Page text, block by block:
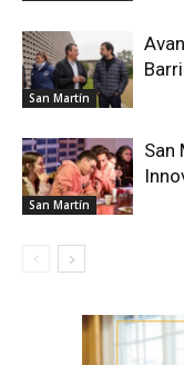
San Martín
San Martín
San